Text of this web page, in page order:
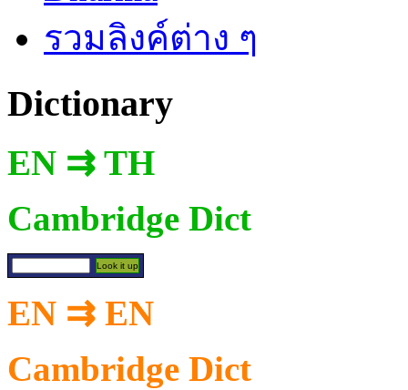
รวมลิงค์ต่าง ๆ
Dictionary
EN ⇉ TH
Cambridge Dict
EN ⇉ EN
Cambridge Dict